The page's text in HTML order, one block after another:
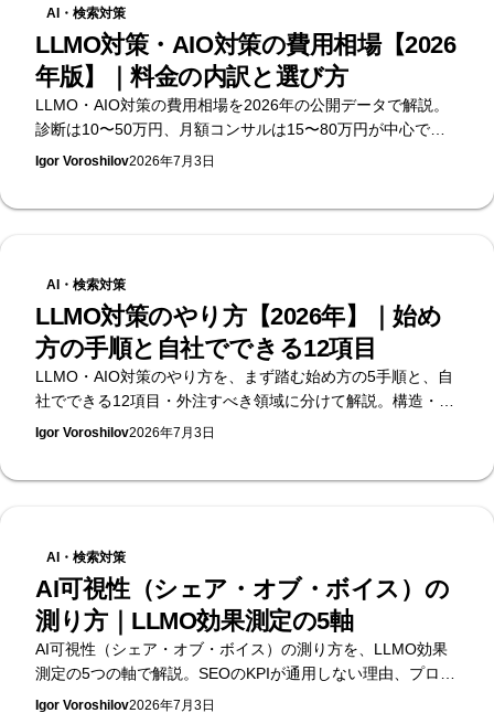
AI・検索対策
LLMO対策・AIO対策の費用相場【2026
年版】｜料金の内訳と選び方
LLMO・AIO対策の費用相場を2026年の公開データで解説。
診断は10〜50万円、月額コンサルは15〜80万円が中心で
す。料金の内訳・選び方・発注時の注意点を、無料のAI可視
Igor Voroshilov2026年7月3日
AI・検索対策
LLMO対策のやり方【2026年】｜始め
方の手順と自社でできる12項目
LLMO・AIO対策のやり方を、まず踏む始め方の5手順と、自
社でできる12項目・外注すべき領域に分けて解説。構造・コ
ンテンツ・外部シグナル・計測の4層で手順化します。何か
Igor Voroshilov2026年7月3日
AI・検索対策
AI可視性（シェア・オブ・ボイス）の
測り方｜LLMO効果測定の5軸
AI可視性（シェア・オブ・ボイス）の測り方を、LLMO効果
測定の5つの軸で解説。SEOのKPIが通用しない理由、プロン
プトパネルの作り方、月次レポートの見方まで。無料のAI可
Igor Voroshilov2026年7月3日